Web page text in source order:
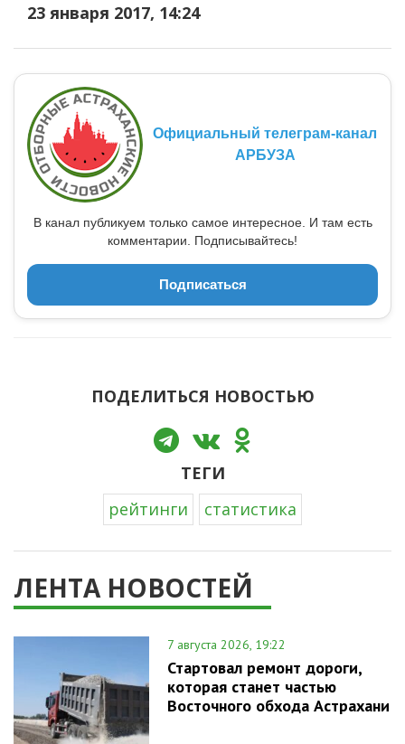
23 января 2017, 14:24
Официальный телеграм-канал
АРБУЗА
В канал публикуем только самое интересное. И там есть
комментарии. Подписывайтесь!
Подписаться
ПОДЕЛИТЬСЯ НОВОСТЬЮ
ТЕГИ
рейтинги
статистика
ЛЕНТА НОВОСТЕЙ
7 августа 2026, 19:22
Стартовал ремонт дороги,
которая станет частью
Восточного обхода Астрахани